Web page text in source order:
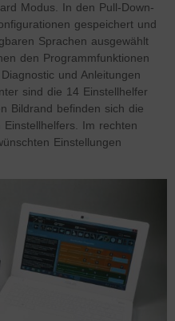
Modus. In den Pull-Down-
gespeichert und
Sprachen ausgewählt
den Programmfunktionen
und Anleitungen
sind die 14 Einstellhelfer
Bildrand befinden sich die
Im rechten
Einstellungen